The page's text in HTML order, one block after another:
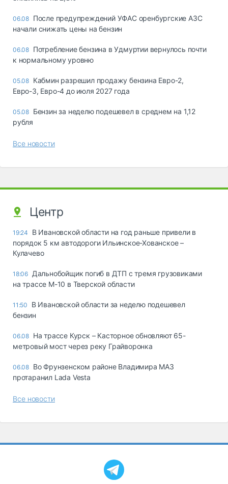
06.08 После предупреждений УФАС оренбургские АЗС
начали снижать цены на бензин
06.08 Потребление бензина в Удмуртии вернулось почти
к нормальному уровню
05.08 Кабмин разрешил продажу бензина Евро-2,
Евро-3, Евро-4 до июля 2027 года
05.08 Бензин за неделю подешевел в среднем на 1,12
рубля
Все новости
Центр
19:24
В Ивановской области на год раньше привели в
порядок 5 км автодороги Ильинское-Хованское –
Кулачево
18:06 Дальнобойщик погиб в ДТП с тремя грузовиками
на трассе М-10 в Тверской области
11:50
В Ивановской области за неделю подешевел
бензин
06.08 На трассе Курск – Касторное обновляют 65-
метровый мост через реку Грайворонка
06.08 Во Фрунзенском районе Владимира МАЗ
протаранил Lada Vesta
Все новости